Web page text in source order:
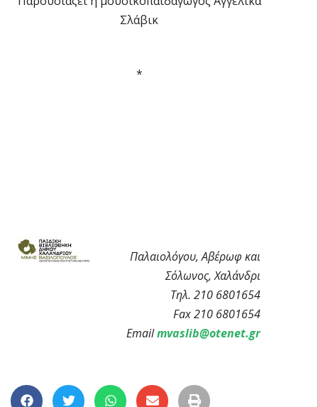
Σλάβικ
*
Παλαιολόγου, Αβέρωφ και
Σόλωνος, Χαλάνδρι
Τηλ. 210 6801654
Fax 210 6801654
Emailmvaslib@otenet.gr